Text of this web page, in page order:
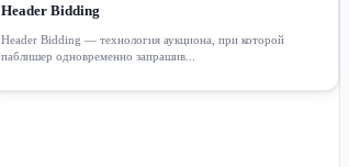
Header Bidding
Header Bidding — технология аукциона, при которой
паблишер одновременно запрашив...